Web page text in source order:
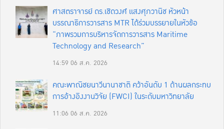
ศาสตราจารย์ ดร.เชิดวงศ์ แสงศุภวานิช หัวหน้า
บรรณาธิการวารสาร MTR ได้ร่วมบรรยายในหัวข้อ
“ภาพรวมการบริหารจัดการวารสาร Maritime
Technology and Research”
14:59 06 ส.ค. 2026
คณะพาณิชยนาวีนานาชาติ คว้าอันดับ 1 ด้านผลกระทบ
การอ้างอิงงานวิจัย (FWCI) ในระดับมหาวิทยาลัย
11:06 06 ส.ค. 2026